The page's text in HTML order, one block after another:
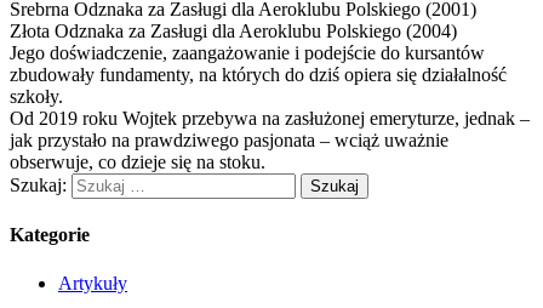
Srebrna Odznaka za Zasługi dla Aeroklubu Polskiego (2001)
Złota Odznaka za Zasługi dla Aeroklubu Polskiego (2004)
Jego doświadczenie, zaangażowanie i podejście do kursantów
zbudowały fundamenty, na których do dziś opiera się działalność
szkoły.
Od 2019 roku Wojtek przebywa na zasłużonej emeryturze, jednak –
jak przystało na prawdziwego pasjonata – wciąż uważnie
obserwuje, co dzieje się na stoku.
Szukaj:
Kategorie
Artykuły